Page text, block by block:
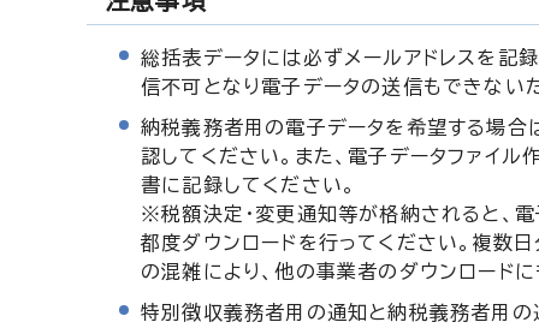
総括表データには必ずメールアドレスを記
信不可となり電子データの送信もできない
納税義務者用の電子データを希望する場合
認してください。また、電子データファイ
書に記録してください。
※税額決定・変更通知等が格納されると、
都度ダウンロードを行ってください。複数
の混雑により、他の事業者のダウンロード
特別徴収義務者用の通知と納税義務者用の